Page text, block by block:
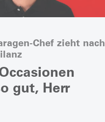
Chef zieht nach
gut, Herr